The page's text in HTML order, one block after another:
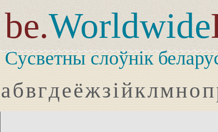
be.Worldwide
Сусветны слоўнік
абвгдеёжзійклмноп